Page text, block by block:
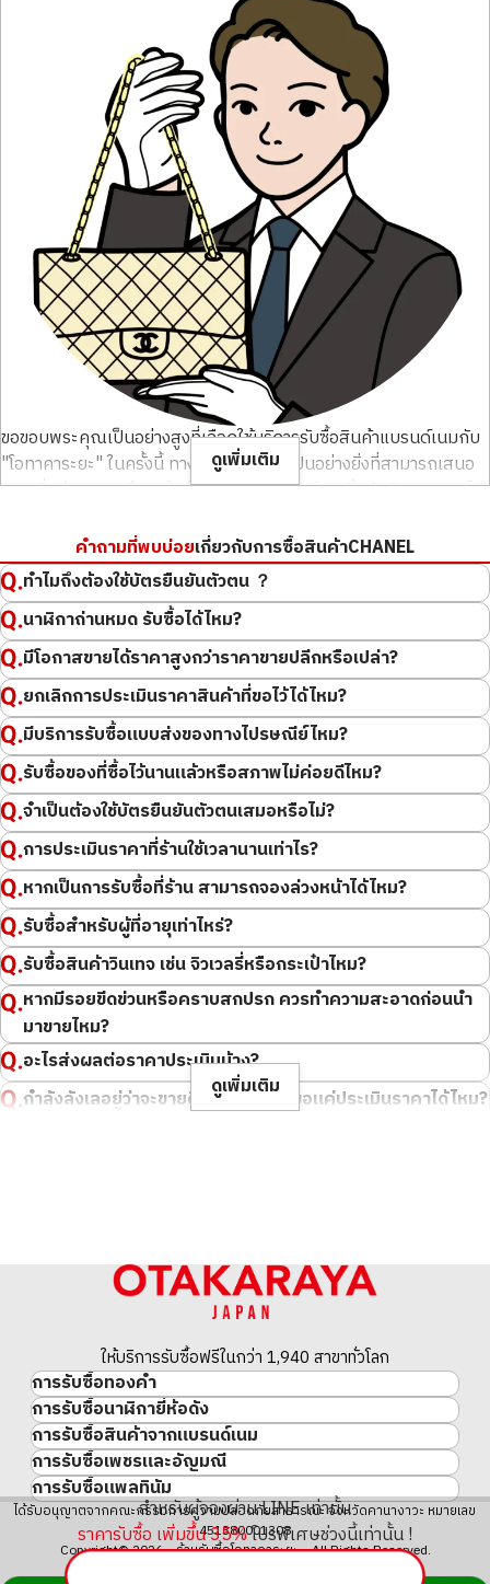
CHANEL Top Handle Bag in
chanel
S
สะอาดมาก
Donki Mall Thong
lor
รับซื้อเมื่อ : ธันวาคม 2025
CHANEL Coin Purse in
Caviar Skin
ยี่ห้อ
chanel
สภาพสินค้า
S
รายละเอียด สะอาดมาก
สาขา
Donki Mall Thong
lor
รับซื้อเมื่อ : ธันวาคม 2025
ยี่ห้อ
chanel
สภาพสินค้า S
รายละเอียด สะอาดมาก
สาขา
Donki Mall Thong
lor
รับซื้อเมื่อ : ธันวาคม 2025
ยี่ห้อ
chanel
สภาพสินค้า S
รายละเอียด สะอาดมาก
สาขา
Donki Mall Thong
lor
รับซื้อเมื่อ : พฤศจิกายน 2025
CHANEL Drawstring Chain
Shoulder Bag in Caviar Skin
ยี่ห้อ
chanel
สภาพสินค้า S
รายละเอียด สะอาดมาก
รับซื้อเมื่อ : พฤศจิกายน 2025
CHANEL Matelassé
Lambskin
ยี่ห้อ
chanel
สภาพสินค้า
รายละเอียด สะอาดมาก
ขอขอบพระคุณเป็นอย่างสูงที่เลือกใช้บริการรับซื้อสินค้าแบรนด์เนมกับ
"โอทาคาระยะ" ในครั้งนี้ ทางเราความยินดีเป็นอย่างยิ่งที่สามารถเสนอ
ราคาที่สร้างความพึงพอใจ ให้กับสินค้าแบรนด์เนมชิ้นสำคัญของคุณได้
เพื่อการนั้น การทำความเข้าใจอย่างถ่องแท้ถึงประวัติศาสตร์และคุณค่า
ของแต่ละแบรนด์ รวมถึงการติดตามแนวโน้มตลาดล่าสุดอยู่ตลอดเวลา
จึงเป็นสิ่งที่ขาดไม่ได้ ที่นี่ เราไม่เพียงแค่พิจารณาสภาพสินค้า ดีไซน์
หรือความครบถ้วนของอุปกรณ์เสริมเท่านั้น แต่ยังวิเคราะห์ความ
ต้องการทั้งในและต่างประเทศอย่างแม่นยำ เพื่อประเมินมูลค่าที่แท้จริง
ของแบรนด์ให้ได้สูงที่สุดและมุ่งมั่นมอบราคารับซื้อที่คุ้มค่า นอกจากนี้
จุดแข็งที่ทำให้เราสามารถเสนอราคารับซื้อระดับสูงได้ คือการมีช่อง
ทางการจัดจำหน่ายที่กว้างขวางครอบคลุมทั้งในและต่างประเทศ
ประกอบกับความเชี่ยวชาญเฉพาะทางด้านการรับซื้อสินค้าแบรนด์เนม
การที่สามารถมอบผลลัพธ์ที่ดีที่สุดให้แก่คุณ ถือเป็นกำลังใจอันยิ่งใหญ่
ของเรา คำขอบคุณที่ได้รับ คือเครื่องยืนยันว่าบริการที่ยึดมั่นในความไว้
วางใจเป็นอันดับแรกนั้นประสบความสำเร็จ เราจะมุ่งมั่นพัฒนาการ
บริการอย่างไม่หยุดยั้ง เพื่อรักษาความไว้วางใจที่คุณมอบให้ พร้อม
ทุ่มเทเพื่อยกระดับความพึงพอใจให้กับทุกท่านมากยิ่งขึ้น นอกจาก
สินค้าแบรนด์เนมแล้ว หากกำลังพิจารณาขายทองคำ โลหะมีค่า หรือ
นาฬิกาอยู่ ก็วางใจให้ "โอทาคาระยะ" ดูแลได้เลย ทีมงานนักประเมินทุก
คนพร้อมมอบบริการรับซื้อที่คุณต้องพึงพอใจ เพื่อให้สินค้าชิ้นสำคัญ
ของคุณได้รับการประเมินราคาที่ดีที่สุด ขอขอบพระคุณอีกครั้งที่เลือกใช้
บริการของเรา และหวังเป็นอย่างยิ่งว่าจะได้มีโอกาสต้อนรับคุณอีกใน
อนาคต
บริการประเมินราคารับซื้อสินค้าแบรนด์เนมโดยโอทาคาระยะ
งานอดิเรก
golf
logical thinking
จึงสามารถซื้อได้ในราคาที่สูงขึ้นกว่าเดิม เรามั่นใจว่าลูกค้าจะพึงพอใจ
ดังนั้น กรุณาใช้ OTAKARAYA
ที่ OTAKARAYA เราไม่เพียงแต่ซื้อสินค้าใหม่และไม่ได้ใช้เท่านั้น แต่ยัง
ซื้อสินค้าในสภาพใด ๆ รวมถึงสินค้าที่ซื้อเมื่อนานมาแล้วและสินค้าที่มี
รอยขีดข่วนหรือหลุดลุ่ย ที่จริงแล้ว มีหลายกรณีที่สินค้าที่ซื้อเมื่อ 10 ปีที่
แล้วถูกขายในราคาที่สูงกว่าตอนที่ซื้อ หากคุณมีสิ่งของใด ๆ ที่นอนเฉยๆ
ที่บ้าน โปรดติดต่อเรา
ดูเพิ่มเติม
คำถามที่พบบ่อยเกี่ยวกับการซื้อสินค้าCHANEL
ทำไมถึงต้องใช้บัตรยืนยันตัวตน ？
นาฬิกาถ่านหมด รับซื้อได้ไหม?
มีโอกาสขายได้ราคาสูงกว่าราคาขายปลีกหรือเปล่า?
ยกเลิกการประเมินราคาสินค้าที่ขอไว้ได้ไหม?
มีบริการรับซื้อแบบส่งของทางไปรษณีย์ไหม?
รับซื้อของที่ซื้อไว้นานแล้วหรือสภาพไม่ค่อยดีไหม?
จำเป็นต้องใช้บัตรยืนยันตัวตนเสมอหรือไม่?
การประเมินราคาที่ร้านใช้เวลานานเท่าไร?
หากเป็นการรับซื้อที่ร้าน สามารถจองล่วงหน้าได้ไหม?
รับซื้อสำหรับผู้ที่อายุเท่าไหร่?
รับซื้อสินค้าวินเทจ เช่น จิวเวลรี่หรือกระเป๋าไหม?
หากมีรอยขีดข่วนหรือคราบสกปรก ควรทำความสะอาดก่อนนำ
มาขายไหม?
อะไรส่งผลต่อราคาประเมินบ้าง?
กำลังลังเลอยู่ว่าจะขายดีไหม สามารถขอแค่ประเมินราคาได้ไหม?
ดูเพิ่มเติม
สำหรับผู้จองผ่าน LINE เท่านั้น
ราคารับซื้อ เพิ่มขึ้น35%โปรพิเศษช่วงนี้เท่านั้น !
ให้บริการรับซื้อฟรีในกว่า 1,940 สาขาทั่วโลก
การรับซื้อทองคำ
ทองคำ
ทองคำแท่ง
เหรียญทองคำ/เหรียญเงิน
ประวัติราคาทองคำ 10 ปี
ทองรูปพรรณ
แหวนทอง
การรับซื้อนาฬิกายี่ห้อดัง
นาฬิกาแบรนด์เนม
Rolex
Patek Philippe
Audemars Piguet
Vacheron Constantin
A. Lange & Söhne
การรับซื้อสินค้าจากแบรนด์เนม
สินค้าแบรนด์เนม
Cartier
LOUIS VUITTON
Hermès
CHANEL
การรับซื้อเพชรและอัญมณี
อัญมณี
เพชร
มรกต
ไพลิน
การรับซื้อแพลทินัม
แพลทินัม
ได้รับอนุญาตจากคณะกรรมการความปลอดภัยสาธารณะ จังหวัดคานางาวะ หมายเลข
451380001308
Copyright© 2026 ร้านรับซื้อโอทาคาระยะ All Rights Reserved.